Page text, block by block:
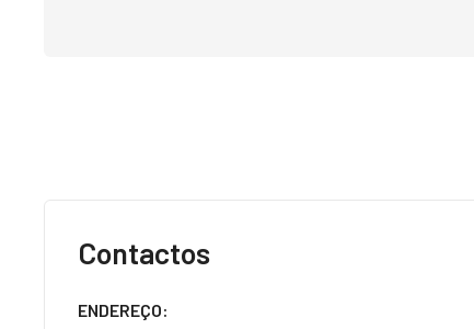
Contactos
ENDEREÇO